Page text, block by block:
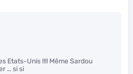
Etats-Unis !!!! Même Sardou
… si si